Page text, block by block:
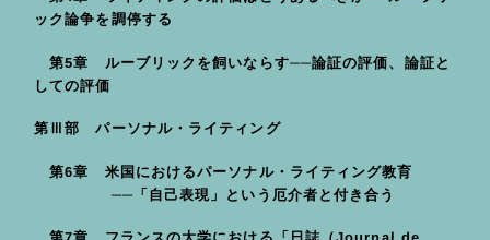
ック論争を調停する
第5章 ルーブリックを飼いならす──論証の評価、論証と
しての評価
第Ⅲ部 パーソナル・ライティング
第6章 米国におけるパーソナル・ライティング教育
──「自己表現」という厄介者と付き合う